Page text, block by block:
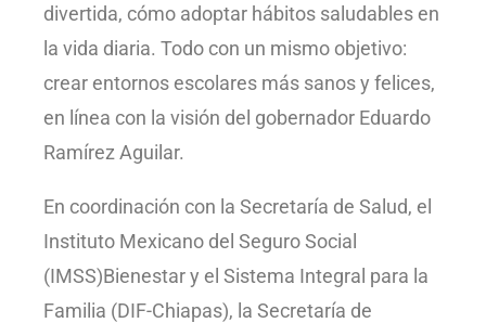
divertida, cómo adoptar hábitos saludables en
la vida diaria. Todo con un mismo objetivo:
crear entornos escolares más sanos y felices,
en línea con la visión del gobernador Eduardo
Ramírez Aguilar.
En coordinación con la Secretaría de Salud, el
Instituto Mexicano del Seguro Social
(IMSS)Bienestar y el Sistema Integral para la
Familia (DIF-Chiapas), la Secretaría de